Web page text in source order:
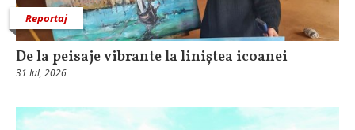
Reportaj
De la peisaje vibrante la liniștea icoanei
31 Iul, 2026